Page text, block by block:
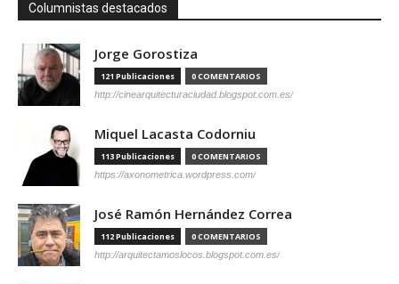
Columnistas destacados
Jorge Gorostiza
121 Publicaciones 0 COMENTARIOS
http://cinearquitecturaciudad.blogspot.com.es/
Miquel Lacasta Codorniu
113 Publicaciones 0 COMENTARIOS
https://axonometrica.wordpress.com/
José Ramón Hernández Correa
112 Publicaciones 0 COMENTARIOS
http://arquitectamoslocos.blogspot.com.es/